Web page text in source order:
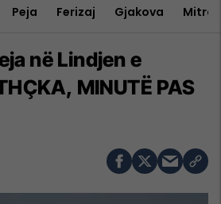
Peja Ferizaj Gjakova
në Lindjen e
MINUTË PAS